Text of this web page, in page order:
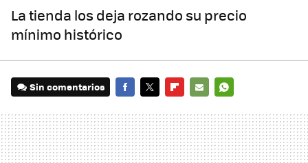
La tienda los deja rozando su precio
mínimo histórico
Sin comentarios
MAIL